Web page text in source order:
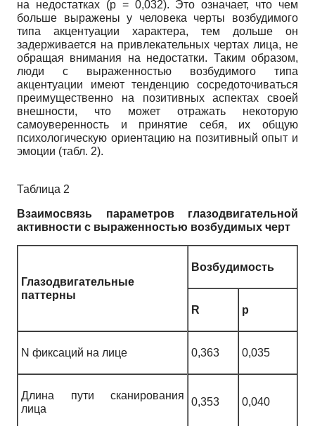
на недостатках (р = 0,032). Это означает, что чем
больше выражены у человека черты возбудимого
типа акцентуации характера, тем дольше он
задерживается на привлекательных чертах лица, не
обращая внимания на недостатки. Таким образом,
люди с выраженностью возбудимого типа
акцентуации имеют тенденцию сосредоточиваться
преимущественно на позитивных аспектах своей
внешности, что может отражать некоторую
самоуверенность и принятие себя, их общую
психологическую ориентацию на позитивный опыт и
эмоции (табл. 2).
Таблица 2
Взаимосвязь параметров глазодвигательной
активности с выраженностью возбудимых черт
Глазодвигательные
паттерны
Возбудимость
R p
N фиксаций на лице 0,363 0,035
Длина пути сканирования
лица
0,353 0,040